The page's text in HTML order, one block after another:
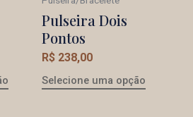
Pulseira Dois
Pontos
R$ 238,00
Selecione uma opção